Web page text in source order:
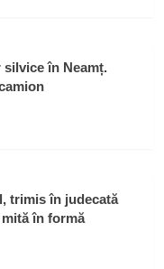
în Neamț.
trimis în judecată
în formă